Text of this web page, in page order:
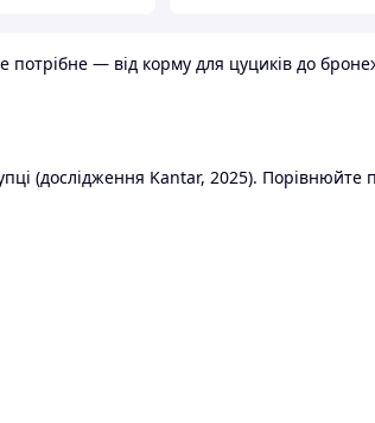
— від корму для цуциків до
(дослідження Kantar, 2025). Порівнюйте